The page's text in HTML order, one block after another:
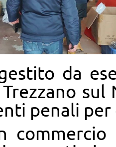
da
sul
penali